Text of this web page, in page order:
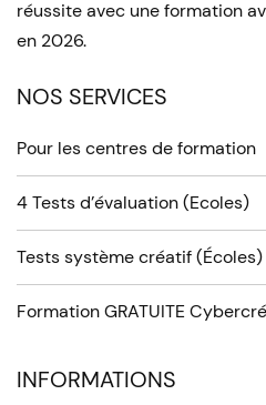
réussite avec une formation
en 2026.
NOS SERVICES
Pour les centres de formation
4 Tests d’évaluation (Ecoles)
Tests système créatif (Écoles)
Formation GRATUITE
INFORMATIONS